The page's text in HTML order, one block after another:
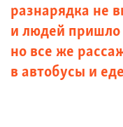
разнарядка не
и людей пришло
но все же
в автобусы и